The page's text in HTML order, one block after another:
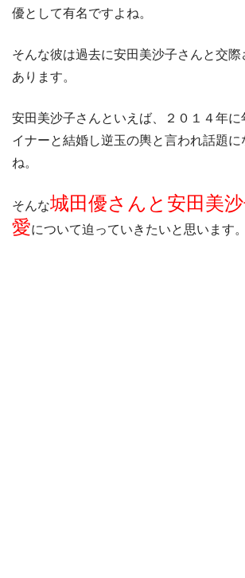
優として有名ですよね。
そんな彼は過去に安田美沙子さんと交
あります。
安田美沙子さんといえば、２０１４年
イナーと結婚し逆玉の輿と言われ話題に
ね。
そんな城田優さんと安田美
愛について迫っていきたいと思います。